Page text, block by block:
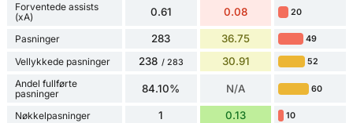
Forventede assists
(xA)
0.61 0.08 20
Pasninger 283 36.75 49
Vellykkede pasninger 238 / 283 30.91 52
Andel fullførte
pasninger
84.10% N/A 60
Nøkkelpasninger 1 0.13 10